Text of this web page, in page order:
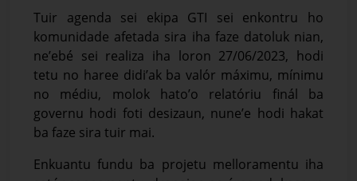
Tuir agenda sei ekipa GTI sei enkontru ho
komunidade afetada sira iha faze datoluk nian,
ne’ebé sei realiza iha loron 27/06/2023, hodi
tetu no haree didi’ak ba valór máximu, mínimu
no médiu, molok hato’o relatóriu finál ba
governu hodi foti desizaun, nune’e hodi hakat
ba faze sira tuir mai.
Enkuantu fundu ba projetu melloramentu iha